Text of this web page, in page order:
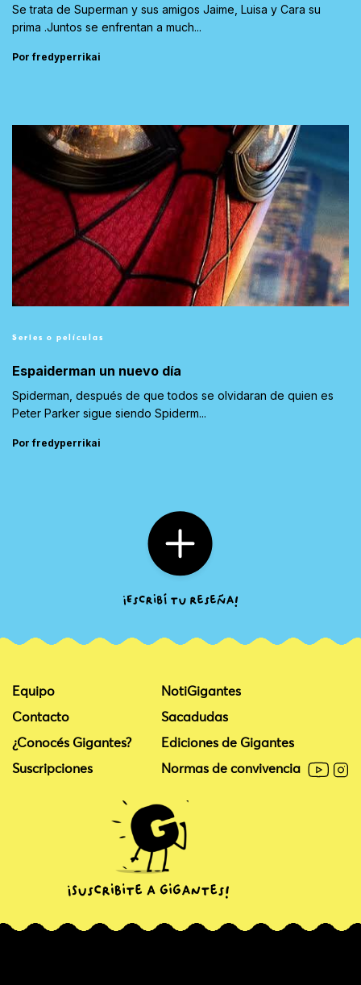
Se trata de Superman y sus amigos Jaime, Luisa y Cara su
prima .Juntos se enfrentan a much...
Por fredyperrikai
Series o películas
Espaiderman un nuevo día
Spiderman, después de que todos se olvidaran de quien es
Peter Parker sigue siendo Spiderm...
Por fredyperrikai
Equipo
Contacto
¿Conocés Gigantes?
Suscripciones
NotiGigantes
Sacadudas
Ediciones de Gigantes
Normas de convivencia